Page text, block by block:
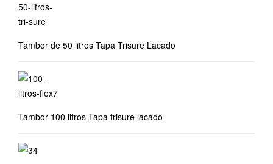
Tambor de 50 litros Tapa Trisure Lacado
Tambor 100 litros Tapa trisure lacado